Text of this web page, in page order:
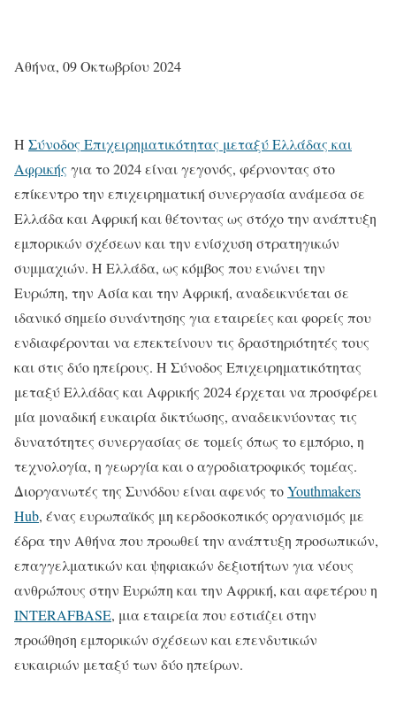
Αθήνα, 09 Οκτωβρίου 2024
Η Σύνοδος Επιχειρηματικότητας μεταξύ Ελλάδας και
Αφρικής για το 2024 είναι γεγονός, φέρνοντας στο
επίκεντρο την επιχειρηματική συνεργασία ανάμεσα σε
Ελλάδα και Αφρική και θέτοντας ως στόχο την ανάπτυξη
εμπορικών σχέσεων και την ενίσχυση στρατηγικών
συμμαχιών. Η Ελλάδα, ως κόμβος που ενώνει την
Ευρώπη, την Ασία και την Αφρική, αναδεικνύεται σε
ιδανικό σημείο συνάντησης για εταιρείες και φορείς που
ενδιαφέρονται να επεκτείνουν τις δραστηριότητές τους
και στις δύο ηπείρους. Η Σύνοδος Επιχειρηματικότητας
μεταξύ Ελλάδας και Αφρικής 2024 έρχεται να προσφέρει
μία μοναδική ευκαιρία δικτύωσης, αναδεικνύοντας τις
δυνατότητες συνεργασίας σε τομείς όπως το εμπόριο, η
τεχνολογία, η γεωργία και ο αγροδιατροφικός τομέας.
Διοργανωτές της Συνόδου είναι αφενός τοYouthmakers
Hub, ένας ευρωπαϊκός μη κερδοσκοπικός οργανισμός με
έδρα την Αθήνα που προωθεί την ανάπτυξη προσωπικών,
επαγγελματικών και ψηφιακών δεξιοτήτων για νέους
ανθρώπους στην Ευρώπη και την Αφρική, και αφετέρου η
INTERAFBASE, μια εταιρεία που εστιάζει στην
προώθηση εμπορικών σχέσεων και επενδυτικών
ευκαιριών μεταξύ των δύο ηπείρων.